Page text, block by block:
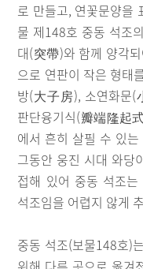
로 만들고, 연꽃문양을
물 제148호 중동 석조
대(突帶)와 함께 양각
으로 연판이 작은 형태
방(大子房), 소연화문(
판단융기식(瓣端隆起
에서 흔히 살필 수 있
그동안 웅진 시대 와당
접해 있어 중동 석조
석조임을 어렵지 않게
중동 석조(보물148호)